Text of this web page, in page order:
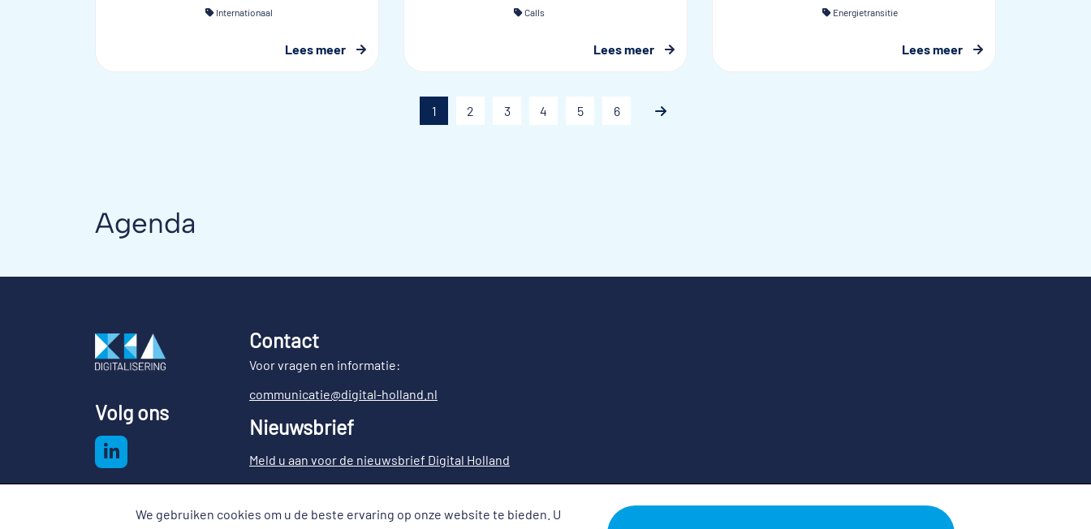
We gebruiken cookies om u de beste ervaring op onze website te bieden. U
Internationaal
Lees meer
Calls
Lees meer
Energietransitie
Lees meer
1 2 3 4 5 6
Agenda
Volg ons
Contact
Voor vragen en informatie:
communicatie@digital-holland.nl
Nieuwsbrief
Meld u aan voor de nieuwsbrief Digital Holland